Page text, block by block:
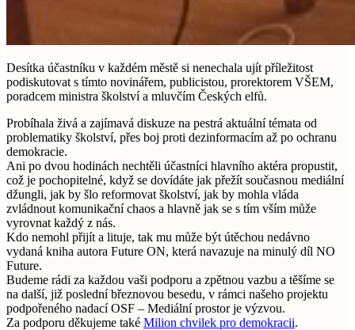
Desítka účastníku v každém městě si nenechala ujít příležitost
podiskutovat s tímto novinářem, publicistou, prorektorem VŠEM,
poradcem ministra školství a mluvčím Českých elfů.
Probíhala živá a zajímavá diskuze na pestrá aktuální témata od
problematiky školství, přes boj proti dezinformacím až po ochranu
demokracie.
Ani po dvou hodinách nechtěli účastníci hlavního aktéra propustit,
což je pochopitelné, když se dovídáte jak přežít současnou mediální
džungli, jak by šlo reformovat školství, jak by mohla vláda
zvládnout komunikační chaos a hlavně jak se s tím vším může
vyrovnat každý z nás.
Kdo nemohl přijít a lituje, tak mu může být útěchou nedávno
vydaná kniha autora Future ON, která navazuje na minulý díl NO
Future.
Budeme rádi za každou vaši podporu a zpětnou vazbu a těšíme se
na další, již poslední březnovou besedu, v rámci našeho projektu
podpořeného nadací OSF – Mediální prostor je výzvou.
Za podporu děkujeme také Milion chvilek pro demokracii.